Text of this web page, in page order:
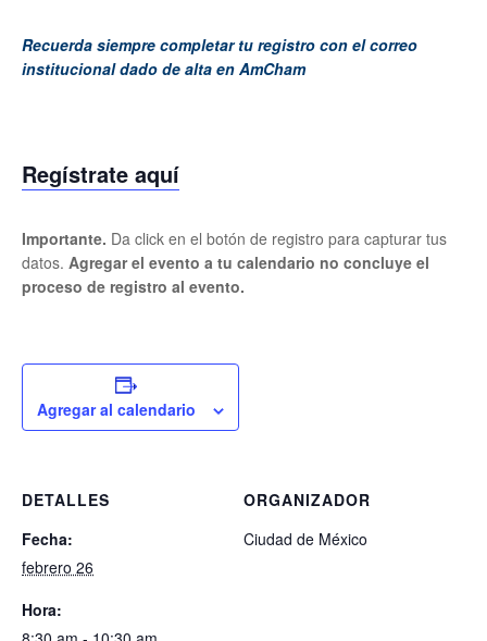
Recuerda siempre completar tu registro con el correo
institucional dado de alta en AmCham
Regístrate aquí
Importante. Da click en el botón de registro para capturar tus
datos. Agregar el evento a tu calendario no concluye el
proceso de registro al evento.
Agregar al calendario
DETALLES
Fecha:
febrero 26
Hora:
ORGANIZADOR
Ciudad de México